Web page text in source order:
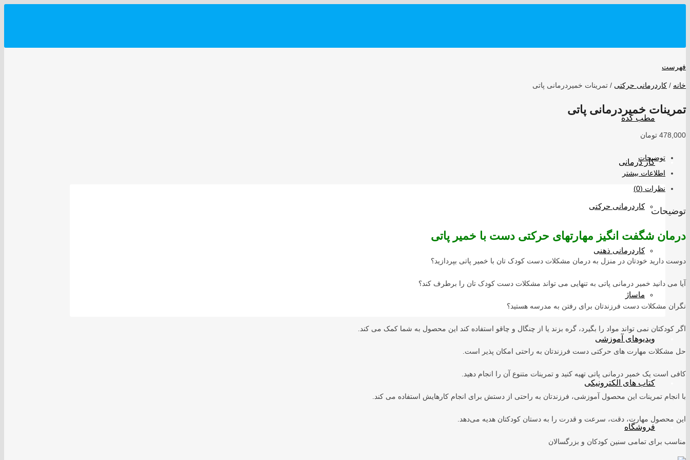
فهرست
مطب کده
کار درمانی
کاردرمانی حرکتی
کاردرمانی ذهنی
ماساژ
ویدیوهای آموزشی
کتاب های الکترونیکی
فروشگاه
خانه / کاردرمانی حرکتی / تمرینات خمیردرمانی پاتی
تمرینات خمیردرمانی پاتی
478,000 تومان
توضیحات
اطلاعات بیشتر
نظرات (0)
توضیحات
درمان شگفت انگیز مهارتهای حرکتی دست با خمیر پاتی
دوست دارید خودتان در منزل به درمان مشکلات دست کودک تان با خمیر پاتی بپردازید؟
آیا می دانید خمیر درمانی پاتی به تنهایی می تواند مشکلات دست کودک تان را برطرف کند؟
نگران مشکلات دست فرزندتان برای رفتن به مدرسه هستید؟
اگر کودکتان نمی تواند مواد را بگیرد، گره بزند یا از چنگال و چاقو استفاده کند این محصول به شما کمک می کند.
حل مشکلات مهارت های حرکتی دست فرزندتان به راحتی امکان پذیر است.
کافی است یک خمیر درمانی پاتی تهیه کنید و تمرینات متنوع آن را انجام دهید.
با انجام تمرینات این محصول آموزشی، فرزندتان به راحتی از دستش برای انجام کارهایش استفاده می کند.
این محصول مهارت، دقت، سرعت و قدرت را به دستان کودکتان هدیه می‌دهد.
مناسب برای تمامی سنین کودکان و بزرگسالان